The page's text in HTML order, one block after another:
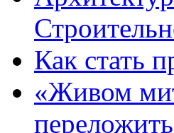
Как стать
«Живом